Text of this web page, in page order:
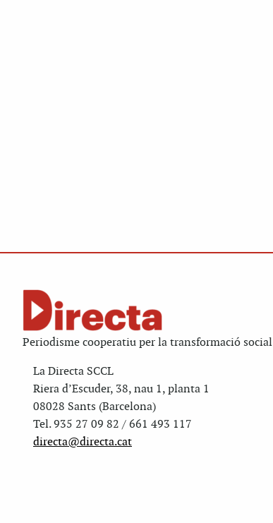
Periodisme cooperatiu per la transformació social
La Directa SCCL
Riera d’Escuder, 38, nau 1, planta 1
08028 Sants (Barcelona)
Tel. 935 27 09 82 / 661 493 117
directa@directa.cat